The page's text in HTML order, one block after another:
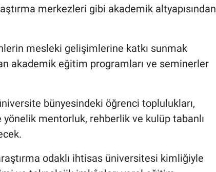
merkezleri gibi akademik altyapısından
mesleki gelişimlerine katkı sunmak
akademik eğitim programları ve seminerler
bünyesindeki öğrenci toplulukları,
mentorluk, rehberlik ve kulüp tabanlı
odaklı ihtisas üniversitesi kimliğiyle